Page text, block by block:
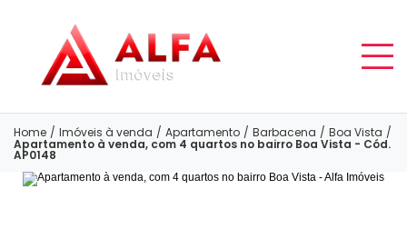
Home / Imóveis à venda / Apartamento / Barbacena / Boa Vista /
Apartamento à venda, com 4 quartos no bairro Boa Vista - Cód.
AP0148